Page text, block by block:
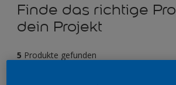
Finde das richtige
dein Projekt
5 Produkte gefunden